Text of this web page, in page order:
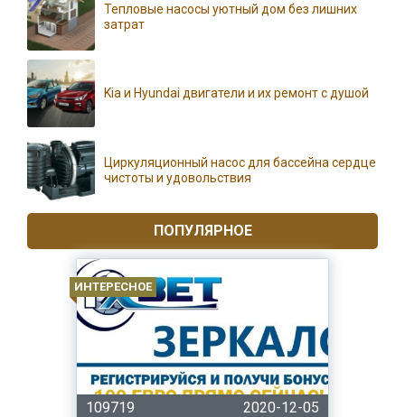
Тепловые насосы уютный дом без лишних
затрат
Kia и Hyundai двигатели и их ремонт с душой
Циркуляционный насос для бассейна сердце
чистоты и удовольствия
ПОПУЛЯРНОЕ
ИНТЕРЕСНОЕ
109719
2020-12-05